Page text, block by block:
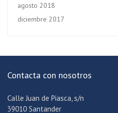
agosto 2018
diciembre 2017
Contacta con nosotros
Calle Juan de Piasca, s/n
39010 Santander